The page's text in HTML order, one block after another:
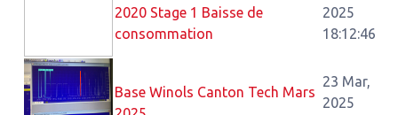
2020 Stage 1 Baisse de
consommation
2025
18:12:46
Base Winols Canton Tech Mars
23 Mar,
2025